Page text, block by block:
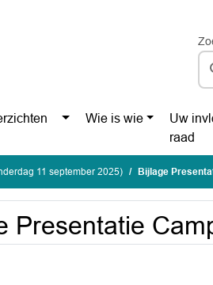
Wie is wie
Uw
raad
11 september 2025) Bijlage
Presentatie